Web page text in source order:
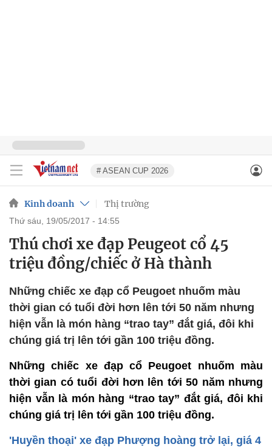
# ASEAN CUP 2026
Kinh doanh Thị trường
thứ sáu, 19/05/2017 - 14:55
Thú chơi xe đạp Peugeot cổ 45
triệu đồng/chiếc ở Hà thành
Những chiếc xe đạp cổ Peugoet nhuốm màu
thời gian có tuổi đời hơn lên tới 50 năm nhưng
hiện vẫn là món hàng “trao tay” đắt giá, đôi khi
chúng giá trị lên tới gần 100 triệu đồng.
Những chiếc xe đạp cổ Peugoet nhuốm màu
thời gian có tuổi đời hơn lên tới 50 năm nhưng
hiện vẫn là món hàng “trao tay” đắt giá, đôi khi
chúng giá trị lên tới gần 100 triệu đồng.
'Huyền thoại' xe đạp Phượng hoàng trở lại, giá 4